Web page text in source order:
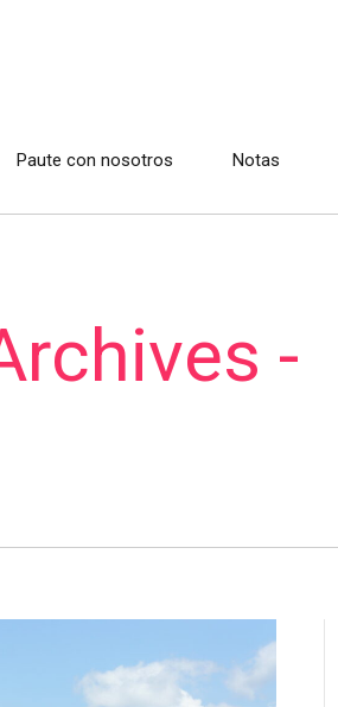
Paute con nosotros Notas
-